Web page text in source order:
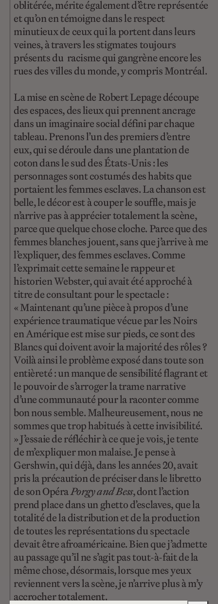
oblitérée, mérite également d’être représentée
et qu’on en témoigne dans le respect
minutieux de ceux qui la portent dans leurs
veines, à travers les stigmates toujours
présents du racisme qui gangrène encore les
rues des villes du monde, y compris Montréal.
La mise en scène de Robert Lepage découpe
des espaces, des lieux qui prennent ancrage
dans un imaginaire social défini par chaque
tableau. Prenons l’un des premiers d’entre
eux, qui se déroule dans une plantation de
coton dans le sud des États-Unis : les
personnages sont costumés des habits que
portaient les femmes esclaves. La chanson est
belle, le décor est à couper le souffle, mais je
n’arrive pas à apprécier totalement la scène,
parce que quelque chose cloche. Parce que des
femmes blanches jouent, sans que j’arrive à me
l’expliquer, des femmes esclaves. Comme
l’exprimait cette semaine le rappeur et
historien Webster, qui avait été approché à
titre de consultant pour le spectacle :
« Maintenant qu’une pièce à propos d’une
expérience traumatique vécue par les Noirs
en Amérique est mise sur pieds, ce sont des
Blancs qui doivent avoir la majorité des rôles ?
Voilà ainsi le problème exposé dans toute son
entièreté : un manque de sensibilité flagrant et
le pouvoir de s’arroger la trame narrative
d’une communauté pour la raconter comme
bon nous semble. Malheureusement, nous ne
sommes que trop habitués à cette invisibilité.
» J’essaie de réfléchir à ce que je vois, je tente
de m’expliquer mon malaise. Je pense à
Gershwin, qui déjà, dans les années 20, avait
pris la précaution de préciser dans le libretto
de son OpéraPorgy and Bess, dont l’action
prend place dans un ghetto d’esclaves, que la
totalité de la distribution et de la production
de toutes les représentations du spectacle
devait être afroaméricaine. Bien que j’admette
au passage qu’il ne s’agit pas tout-à-fait de la
même chose, désormais, lorsque mes yeux
reviennent vers la scène, je n’arrive plus à m’y
accrocher totalement.